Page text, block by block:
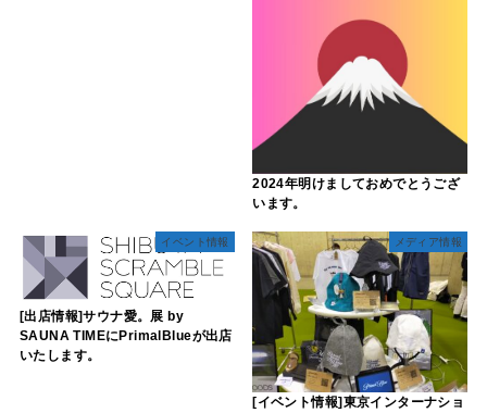
2024年明けましておめでとうござ
います。
イベント情報
[出店情報]サウナ愛。展 by
SAUNA TIMEにPrimalBlueが出店
いたします。
メディア情報
[イベント情報]東京インターナショ